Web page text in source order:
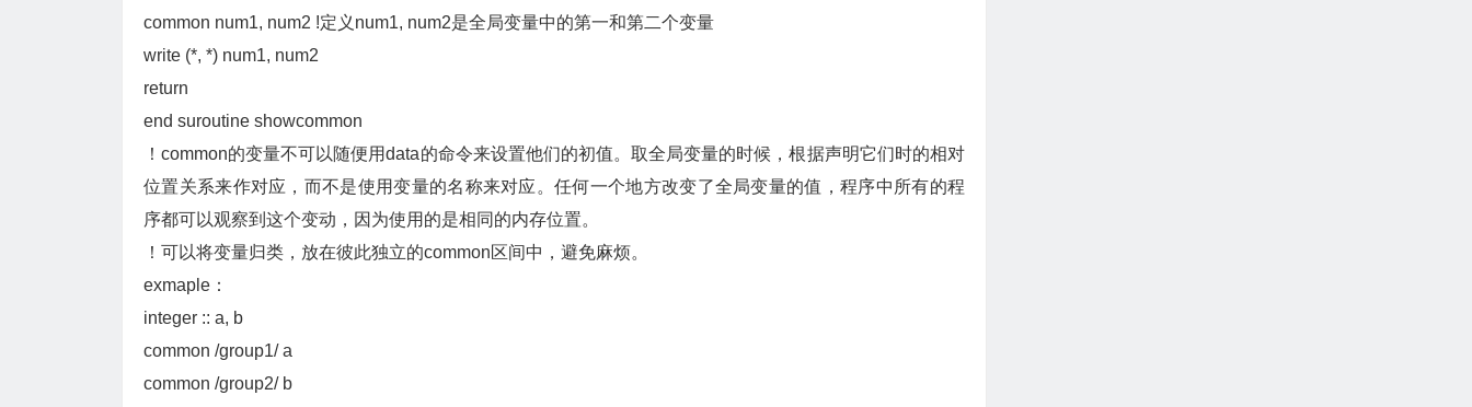
common num1, num2 !定义num1, num2是全局变量中的第一和第二个变量
write (*, *) num1, num2
return
end suroutine showcommon
！common的变量不可以随便用data的命令来设置他们的初值。取全局变量的时候，根据声明它们时的相对
位置关系来作对应，而不是使用变量的名称来对应。任何一个地方改变了全局变量的值，程序中所有的程
序都可以观察到这个变动，因为使用的是相同的内存位置。
！可以将变量归类，放在彼此独立的common区间中，避免麻烦。
exmaple：
integer :: a, b
common /group1/ a
common /group2/ b